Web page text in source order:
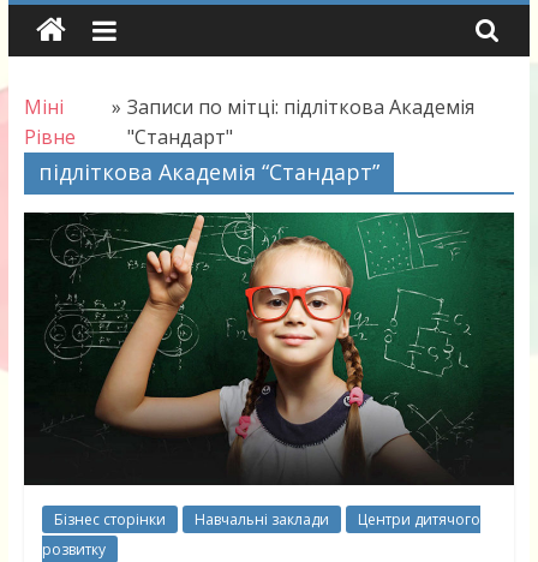
Skip
Міні
Рівне
» Записи по мітці: підліткова Академія
"Стандарт"
підліткова Академія “Стандарт”
Бізнес сторінки Навчальні заклади
Центри дитячого
розвитку